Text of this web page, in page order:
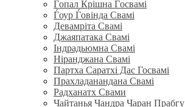
Ѓопал Крішна Ѓосвамі
Ѓоур Ѓовінда Свамі
Девамріта Свамі
Джаяпатака Свамі
Індрадьюмна Свамі
Ніранджана Свамі
Партха Саратхі Дас Госвамі
Прахладанандана Свамі
Радханатх Свами
Чайтанья Чандра Чаран Прабгу